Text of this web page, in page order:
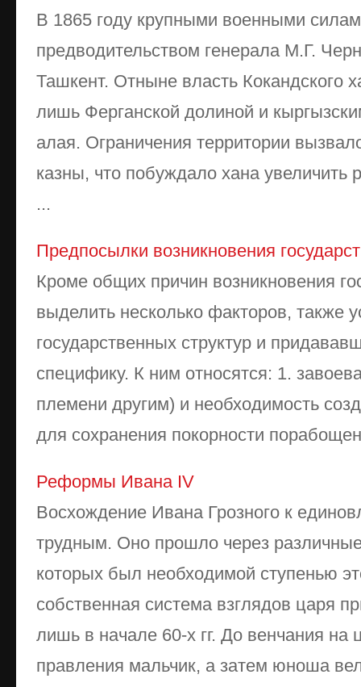
В 1865 году крупными военными
предводительством генерала М.Г.
Ташкент. Отныне власть Кокандского
лишь Ферганской долиной и
алая. Ограничения территории
казны, что побуждало хана увеличить
...
Предпосылки возникновения
Кроме общих причин возникновения
выделить несколько факторов, также
государственных структур и
специфику. К ним относятся: 1.
племени другим) и необходимость
для сохранения покорности
Реформы Ивана IV
Восхождение Ивана Грозного к
трудным. Оно прошло через
которых был необходимой ступенью
собственная система взглядов царя
лишь в начале 60-х гг. До венчания на
правления мальчик, а затем юноша